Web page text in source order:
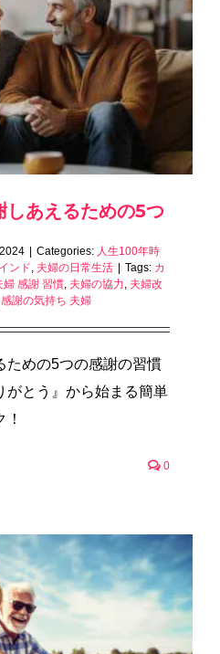
しあえるための5つ
| Categories: 人生100年時
ンド 夫婦の日常生活 | Tags: カ
婦 感謝 習慣 夫婦の協力 夫婦改
感謝の気持ち 夫婦
ための5つの感謝の習慣
がとう』から始まる簡単
0